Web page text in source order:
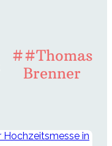
##Thomas
Brenner